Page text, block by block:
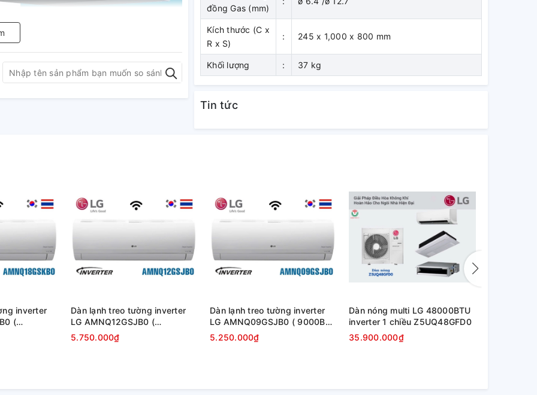
đồng Gas (mm)
Kích thước (C x
R x S)
: 245 x 1,000 x 800 mm
Khối lượng : 37 kg
Tin tức
inverter
(
Dàn lạnh treo tường inverter
LG AMNQ12GSJB0 (
12000BTU )
5.750.000₫
Dàn lạnh treo tường inverter
LG AMNQ09GSJB0 ( 9000BTU
)
5.250.000₫
Dàn nóng multi LG 48000BTU
inverter 1 chiều Z5UQ48GFD0
35.900.000₫